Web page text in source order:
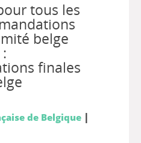
tous les
belge
finales
de Belgique |